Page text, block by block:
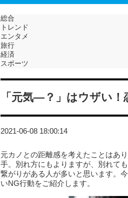
総合
トレンド
エンタメ
旅行
経済
スポーツ
「元気―？」はウザい
2021-06-08 18:00:14
元カノとの距離感を考えたことはあ
手。別れ方にもよりますが、別れて
繋がりがある人が多いと思います。
いNG行動をご紹介します。